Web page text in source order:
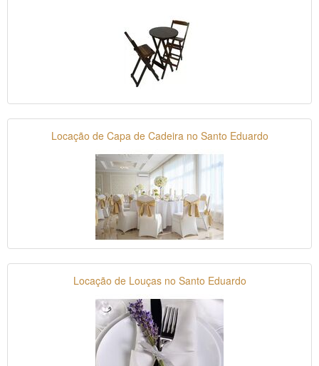
Locação de Capa de Cadeira no Santo Eduardo
Locação de Louças no Santo Eduardo